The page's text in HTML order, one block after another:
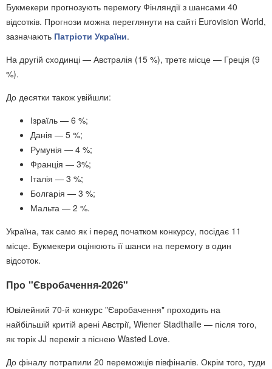
Букмекери прогнозують перемогу Фінляндії з шансами 40
відсотків. Прогнози можна переглянути на сайті Eurovision World,
зазначають Патріоти України.
На другій сходинці — Австралія (15 %), третє місце — Греція (9
%).
До десятки також увійшли:
Ізраїль — 6 %;
Данія — 5 %;
Румунія — 4 %;
Франція — 3%;
Італія — 3 %;
Болгарія — 3 %;
Мальта — 2 %.
Україна, так само як і перед початком конкурсу, посідає 11
місце. Букмекери оцінюють її шанси на перемогу в один
відсоток.
Про "Євробачення-2026"
Ювілейний 70-й конкурс "Євробачення" проходить на
найбільшій критій арені Австрії, Wiener Stadthalle — після того,
як торік JJ переміг з піснею Wasted Love.
До фіналу потрапили 20 переможців півфіналів. Окрім того, туди